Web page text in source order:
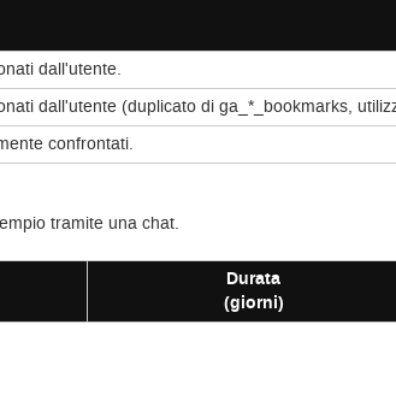
dall'utente.
dall'utente (duplicato di ga_*_bookmarks,
confrontati.
tramite una chat.
Durata
(giorni)